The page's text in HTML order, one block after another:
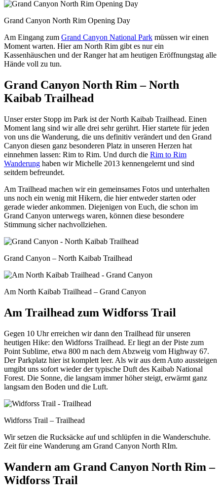
Grand Canyon North Rim Opening Day
Am Eingang zum Grand Canyon National Park müssen wir einen
Moment warten. Hier am North Rim gibt es nur ein
Kassenhäuschen und der Ranger hat am heutigen Eröffnungstag alle
Hände voll zu tun.
Grand Canyon North Rim – North
Kaibab Trailhead
Unser erster Stopp im Park ist der North Kaibab Trailhead. Einen
Moment lang sind wir alle drei sehr gerührt. Hier startete für jeden
von uns die Wanderung, die uns definitiv verändert und den Grand
Canyon diesen ganz besonderen Platz in unseren Herzen hat
einnehmen lassen: Rim to Rim. Und durch die Rim to Rim
Wanderung haben wir Michelle 2013 kennengelernt und sind
seitdem befreundet.
Am Trailhead machen wir ein gemeinsames Fotos und unterhalten
uns noch ein wenig mit Hikern, die hier entweder starten oder
gerade wieder ankommen. Diejenigen von Euch, die schon im
Grand Canyon unterwegs waren, können diese besondere
Stimmung sicher nachvollziehen.
Grand Canyon – North Kaibab Trailhead
Am North Kaibab Trailhead – Grand Canyon
Am Trailhead zum Widforss Trail
Gegen 10 Uhr erreichen wir dann den Trailhead für unseren
heutigen Hike: den Widforss Trailhead. Er liegt an der Piste zum
Point Sublime, etwa 800 m nach dem Abzweig vom Highway 67.
Der Parkplatz hier ist komplett leer. Als wir aus dem Auto aussteigen
umgibt uns sofort wieder der typische Duft des Kaibab National
Forest. Die Sonne, die langsam immer höher steigt, erwärmt ganz
langsam den Boden und die Luft.
Widforss Trail – Trailhead
Wir setzen die Rucksäcke auf und schlüpfen in die Wanderschuhe.
Zeit für eine Wanderung am Grand Canyon North RIm.
Wandern am Grand Canyon North Rim –
Widforss Trail